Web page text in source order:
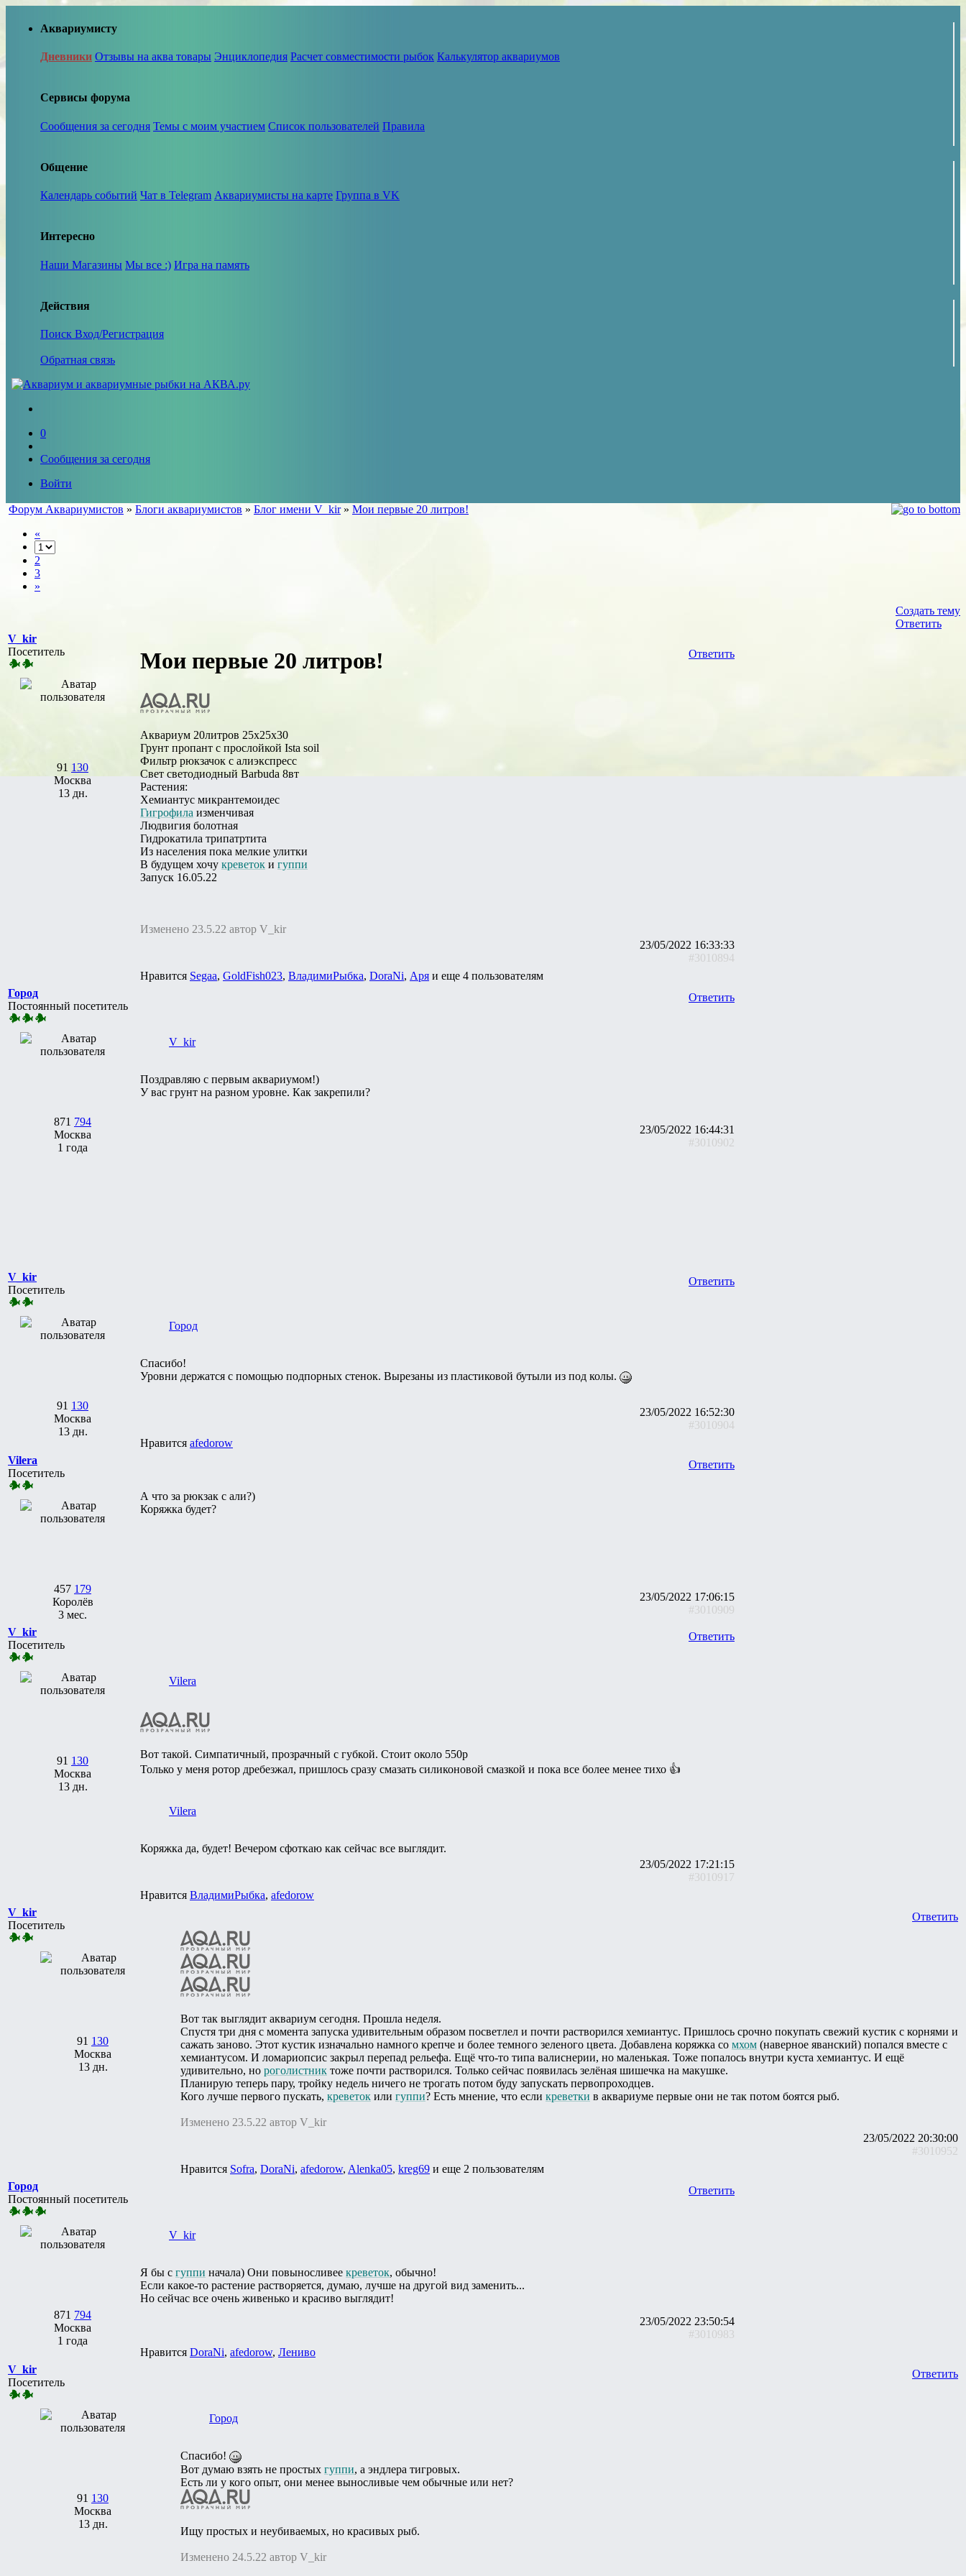
Аквариумисту
Дневники Отзывы на аква товары Энциклопедия Расчет совместимости рыбок Калькулятор аквариумов
Сервисы форума
Сообщения за сегодня Темы с моим участием Список пользователей Правила
Общение
Календарь событий Чат в Telegram Аквариумисты на карте Группа в VK
Интересно
Наши Магазины Мы все :) Игра на память
Действия
Поиск Вход/Регистрация
Обратная связь
0
Сообщения за сегодня
Войти
Форум Аквариумистов » Блоги аквариумистов » Блог имени V_kir» Мои первые 20 литров!
«
2
3
»
Создать тему
Ответить
V_kir
Посетитель
91 130
Москва
13 дн.
Ответить
Мои первые 20 литров!
Аквариум 20литров 25х25х30
Грунт пропант с прослойкой Ista soil
Фильтр рюкзачок с алиэкспресс
Свет светодиодный Barbuda 8вт
Растения:
Хемиантус микрантемоидес
Гигрофила изменчивая
Людвигия болотная
Гидрокатила трипатртита
Из населения пока мелкие улитки
В будущем хочу креветок и гуппи
Запуск 16.05.22
Изменено 23.5.22 автор V_kir
23/05/2022 16:33:33
#3010894
Нравится Segaa, GoldFish023, ВладимиРыбка, DoraNi, Аря и еще 4 пользователям
Город
Постоянный посетитель
871 794
Москва
1 года
Ответить
V_kir
Поздравляю с первым аквариумом!)
У вас грунт на разном уровне. Как закрепили?
23/05/2022 16:44:31
#3010902
V_kir
Посетитель
91 130
Москва
13 дн.
Ответить
Город
Спасибо!
Уровни держатся с помощью подпорных стенок. Вырезаны из пластиковой бутыли из под колы.
23/05/2022 16:52:30
#3010904
Нравится afedorow
Vilera
Посетитель
457 179
Королёв
3 мес.
Ответить
А что за рюкзак с али?)
Коряжка будет?
23/05/2022 17:06:15
#3010909
V_kir
Посетитель
91 130
Москва
13 дн.
Ответить
Vilera
Вот такой. Симпатичный, прозрачный с губкой. Стоит около 550р
Только у меня ротор дребезжал, пришлось сразу смазать силиконовой смазкой и пока все более менее тихо 👍
Vilera
Коряжка да, будет! Вечером сфоткаю как сейчас все выглядит.
23/05/2022 17:21:15
#3010917
Нравится ВладимиРыбка, afedorow
V_kir
Посетитель
91 130
Москва
13 дн.
Ответить
Вот так выглядит аквариум сегодня. Прошла неделя.
Спустя три дня с момента запуска удивительным образом посветлел и почти растворился хемиантус. Пришлось срочно покупать свежий кустик с корнями и
сажать заново. Этот кустик изначально намного крепче и более темного зеленого цвета. Добавлена коряжка со мхом (наверное яванский) попался вместе с
хемиантусом. И ломариопсис закрыл перепад рельефа. Ещё что-то типа валиснерии, но маленькая. Тоже попалось внутри куста хемиантус. И ещё
удивительно, но роголистник тоже почти растворился. Только сейчас появилась зелёная шишечка на макушке.
Планирую теперь пару, тройку недель ничего не трогать потом буду запускать первопроходцев.
Кого лучше первого пускать, креветок или гуппи? Есть мнение, что если креветки в аквариуме первые они не так потом боятся рыб.
Изменено 23.5.22 автор V_kir
23/05/2022 20:30:00
#3010952
Нравится Sofra, DoraNi, afedorow, Alenka05, kreg69 и еще 2 пользователям
Город
Постоянный посетитель
871 794
Москва
1 года
Ответить
V_kir
Я бы с гуппи начала) Они повыносливее креветок, обычно!
Если какое-то растение растворяется, думаю, лучше на другой вид заменить...
Но сейчас все очень живенько и красиво выглядит!
23/05/2022 23:50:54
#3010983
Нравится DoraNi, afedorow, Лениво
V_kir
Посетитель
91 130
Москва
13 дн.
Ответить
Город
Спасибо!
Вот думаю взять не простых гуппи, а эндлера тигровых.
Есть ли у кого опыт, они менее выносливые чем обычные или нет?
Ищу простых и неубиваемых, но красивых рыб.
Изменено 24.5.22 автор V_kir